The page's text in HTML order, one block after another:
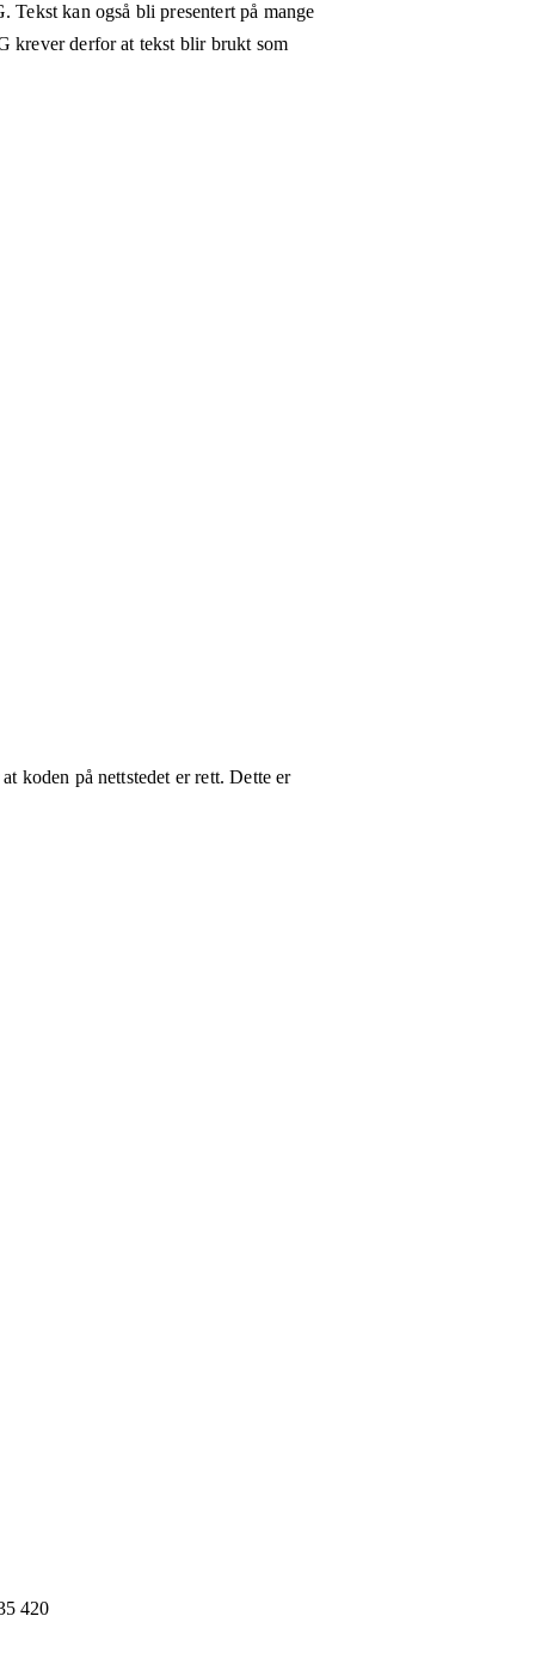
kan også bli presentert på mange
krever derfor at tekst blir brukt som
koden på nettstedet er rett. Dette er
420